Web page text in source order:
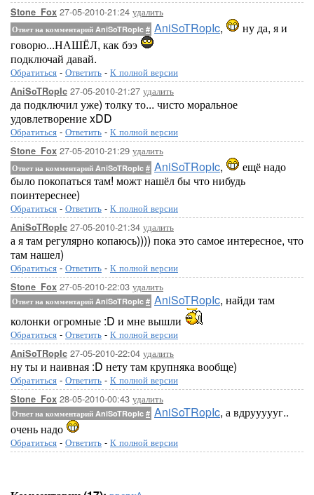
Stone_Fox 27-05-2010-21:24 удалить
Ответ на комментарий AniSoTRopIc # AniSoTRopIc,
ну да, я и
говорю...НАШЁЛ, как бээ
подключай давай.
Обратиться - Ответить - К полной версии
AniSoTRopIc 27-05-2010-21:27 удалить
да подключил уже) толку то... чисто моральное
удовлетворение xDD
Обратиться - Ответить - К полной версии
Stone_Fox 27-05-2010-21:29 удалить
Ответ на комментарий AniSoTRopIc # AniSoTRopIc,
ещё надо
было покопаться там! можт нашёл бы что нибудь
поинтереснее)
Обратиться - Ответить - К полной версии
AniSoTRopIc 27-05-2010-21:34 удалить
а я там регулярно копаюсь)))) пока это самое интересное, что
там нашел)
Обратиться - Ответить - К полной версии
Stone_Fox 27-05-2010-22:03 удалить
Ответ на комментарий AniSoTRopIc # AniSoTRopIc, найди там
колонки огромные :D и мне вышли
Обратиться - Ответить - К полной версии
AniSoTRopIc 27-05-2010-22:04 удалить
ну ты и наивная :D нету там крупняка вообще)
Обратиться - Ответить - К полной версии
Stone_Fox 28-05-2010-00:43 удалить
Ответ на комментарий AniSoTRopIc # AniSoTRopIc, а вдруууууг..
очень надо
Обратиться - Ответить - К полной версии